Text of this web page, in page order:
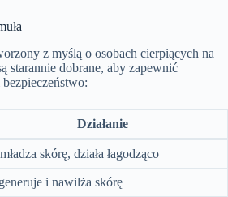
z myślą o osobach cierpiących na
starannie dobrane, aby zapewnić
Działanie
skórę, działa łagodząco
i nawilża skórę